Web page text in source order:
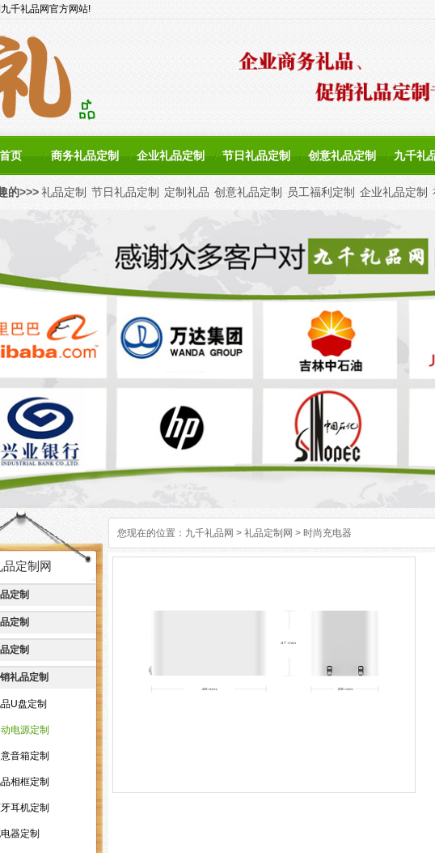
页 商务礼品定制 企业礼品定制 节日礼品定制 创意礼品定制 九千礼
千礼品网官方网站!
的>>>礼品定制 节日礼品定制 定制礼品 创意礼品定制 员工福利定制 企业礼品定制
您现在的位置： 九千礼品网 > 礼品定制网 > 时尚充电器
品定制网
定制
定制
定制
礼品定制
U盘定制
电源定制
音箱定制
相框定制
耳机定制
器定制